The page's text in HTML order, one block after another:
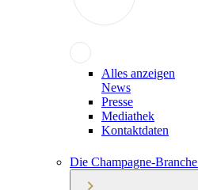
Alles anzeigen
News
Presse
Mediathek
Kontaktdaten
Die Champagne-Branche